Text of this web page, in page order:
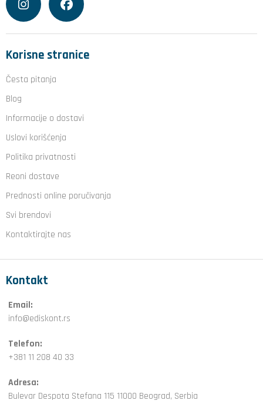
Korisne stranice
Česta pitanja
Blog
Informacije o dostavi
Uslovi korišćenja
Politika privatnosti
Reoni dostave
Prednosti online poručivanja
Svi brendovi
Kontaktirajte nas
Kontakt
Email:
info@ediskont.rs
Telefon:
+381 11 208 40 33
Adresa:
Bulevar Despota Stefana 115 11000 Beograd, Serbia